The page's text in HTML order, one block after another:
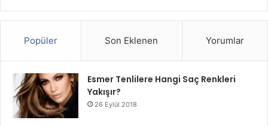
Popüler Son Eklenen Yorumlar
Esmer Tenlilere Hangi Saç Renkleri
Yakışır?
26 Eylül 2018